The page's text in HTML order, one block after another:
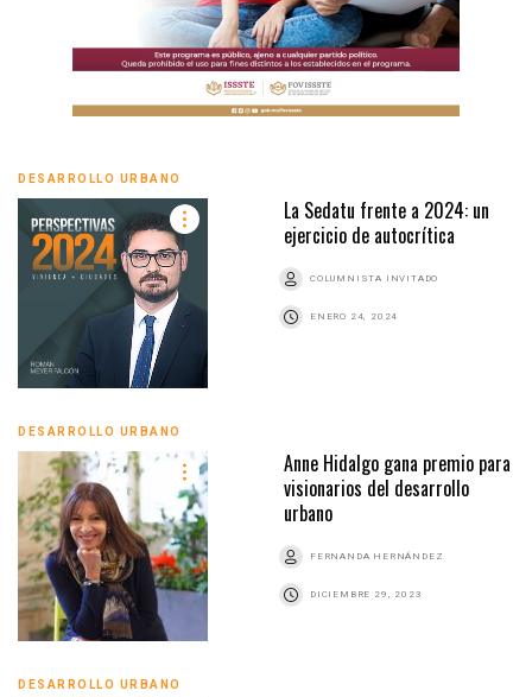
DESARROLLO URBANO
La Sedatu frente a 2024: un
ejercicio de autocrítica
COLUMNISTA INVITADO
ENERO 24, 2024
DESARROLLO URBANO
Anne Hidalgo gana premio para
visionarios del desarrollo
urbano
FERNANDA HERNÁNDEZ
DICIEMBRE 29, 2023
DESARROLLO URBANO